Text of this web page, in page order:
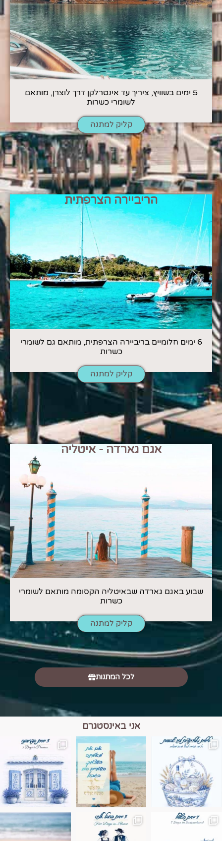
5 ימים בשוויץ, ציריך עד אינטרלקן דרך לוצרן, מותאם
לשומרי כשרות
קליק למתנה
הריביירה הצרפתית
6 ימים חלומיים בריביירה הצרפתית, מותאם גם לשומרי
כשרות
קליק למתנה
אגם גארדה - איטליה
שבוע באגם גארדה שבאיטליה הקסומה מותאם לשומרי
כשרות
קליק למתנה
לכל המתנות
אני באינסטגרם
הם הגבול 💙🩵
בחבל אלזס צרפת
בחופשה שבו הכל נהיה פשוט יותר. החול, הי